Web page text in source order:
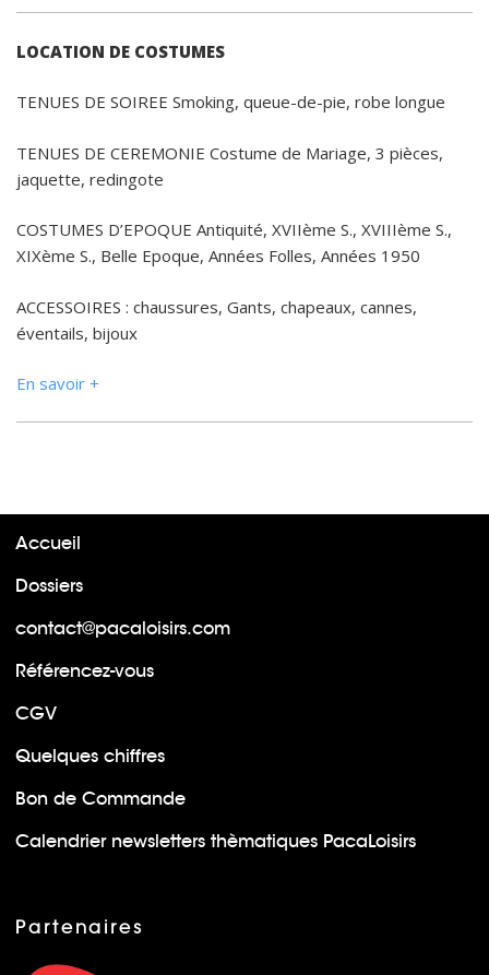
LOCATION DE COSTUMES
TENUES DE SOIREE Smoking, queue-de-pie, robe longue
TENUES DE CEREMONIE Costume de Mariage, 3 pièces,
jaquette, redingote
COSTUMES D’EPOQUE Antiquité, XVIIème S., XVIIIème S.,
XIXème S., Belle Epoque, Années Folles, Années 1950
ACCESSOIRES : chaussures, Gants, chapeaux, cannes,
éventails, bijoux
En savoir +
Accueil
Dossiers
contact@pacaloisirs.com
Référencez-vous
CGV
Quelques chiffres
Bon de Commande
Calendrier newsletters thèmatiques PacaLoisirs
Partenaires